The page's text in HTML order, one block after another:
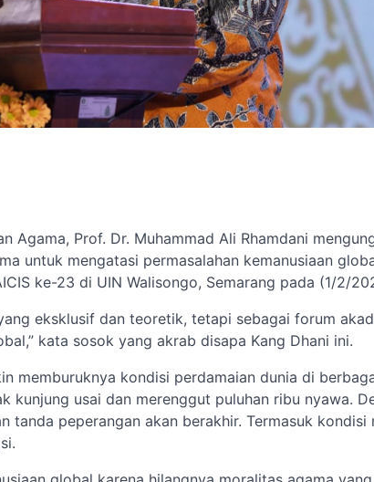
Agama, Prof. Dr. Muhammad Ali Rhamdani
untuk mengatasi permasalahan kemanusiaan
ke-23 di UIN Walisongo, Semarang pada (1/2/
eksklusif dan teoretik, tetapi sebagai forum
kata sosok yang akrab disapa Kang Dhani ini.
memburuknya kondisi perdamaian dunia di
kunjung usai dan merenggut puluhan ribu nyawa.
tanda peperangan akan berakhir. Termasuk kondisi